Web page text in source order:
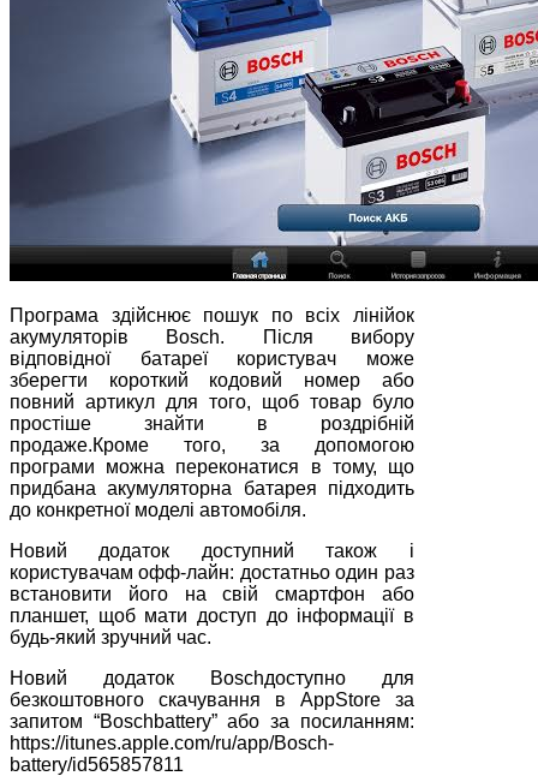
Програма здійснює пошук по всіх лінійок
акумуляторів Bosch. Після вибору
відповідної батареї користувач може
зберегти короткий кодовий номер або
повний артикул для того, щоб товар було
простіше знайти в роздрібній
продаже.Кроме того, за допомогою
програми можна переконатися в тому, що
придбана акумуляторна батарея підходить
до конкретної моделі автомобіля.
Новий додаток доступний також і
користувачам офф-лайн: достатньо один раз
встановити його на свій смартфон або
планшет, щоб мати доступ до інформації в
будь-який зручний час.
Новий додаток Boschдоступно для
безкоштовного скачування в AppStore за
запитом “Boschbattery” або за посиланням:
https://itunes.apple.com/ru/app/Bosch-
battery/id565857811